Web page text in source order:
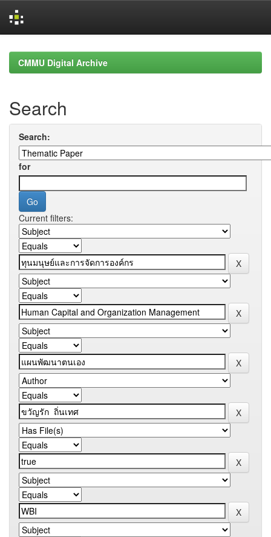
navigationCMMU Digital Archive
Search
Search:
for
Current filters: